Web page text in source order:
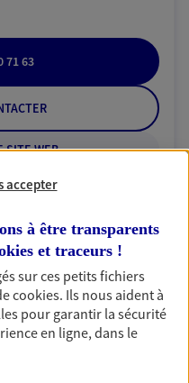
71 63
SITE WEB
et Protection
accepter
à être transparents
et traceurs !
sur ces petits fichiers
cookies. Ils nous aident à
pour garantir la sécurité
en ligne, dans le